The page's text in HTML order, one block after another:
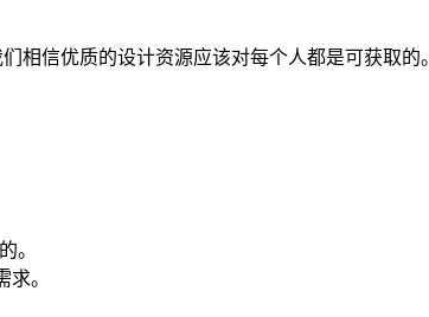
相信优质的设计资源应该对每个人都是可获取的
。
。